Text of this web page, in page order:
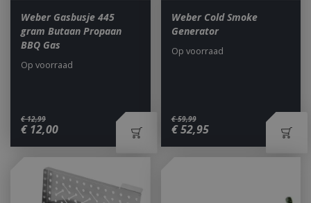
Weber Gasbusje 445
gram Butaan Propaan
BBQ Gas
€ 12,99
€ 12,00
Op voorraad
Weber Cold Smoke
Generator
€ 59,99
€ 52,95
Op voorraad